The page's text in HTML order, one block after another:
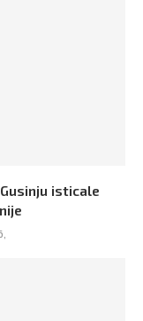
isticale